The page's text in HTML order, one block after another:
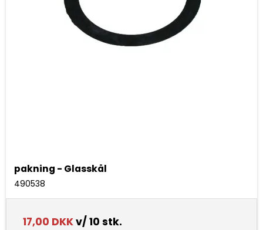
pakning - Glasskål
490538
17,00 DKKv/ 10 stk.